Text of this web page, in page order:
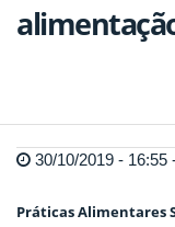
30/10/2019 - 16:55
Práticas Alimentares